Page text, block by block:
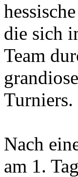
die sich
Team
Turniers.
Nach
am 1.